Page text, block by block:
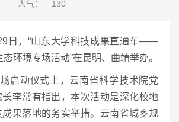
人气：
130
日，“山东大学科技成果直通车——
态环境专场活动”在昆明、曲靖举办。
启动仪式上，云南省科学技术院党
李常有指出，本次活动是深化校地
果落地的务实举措。云南省城乡规